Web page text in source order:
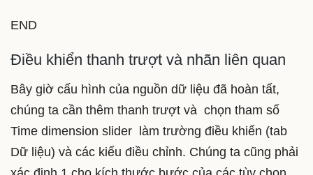
END
Điều khiển thanh trượt và nhãn liên quan
Bây giờ cấu hình của nguồn dữ liệu đã hoàn tất,
chúng ta cần thêm thanh trượt và chọn tham số
Time dimension slider làm trường điều khiển (tab
Dữ liệu) và các kiểu điều chỉnh. Chúng ta cũng phải